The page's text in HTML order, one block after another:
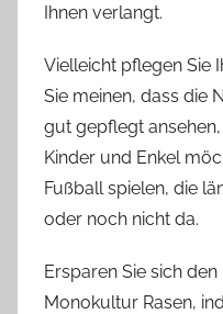
Ihnen verlangt.
Vielleicht pflegen Sie
Sie meinen, dass die
gut gepflegt
Kinder und Enkel
Fußball spielen, die
oder noch nicht da.
Ersparen Sie sich
Monokultur Rasen,